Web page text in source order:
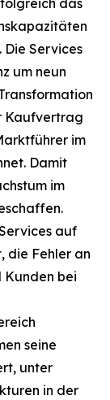
das
Die Services
um neun
Kaufvertrag
im
Damit
im
auf
die Fehler an
Kunden bei
seine
unter
in der